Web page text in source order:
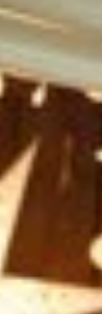
do tarasu
idealnego
nasze
które